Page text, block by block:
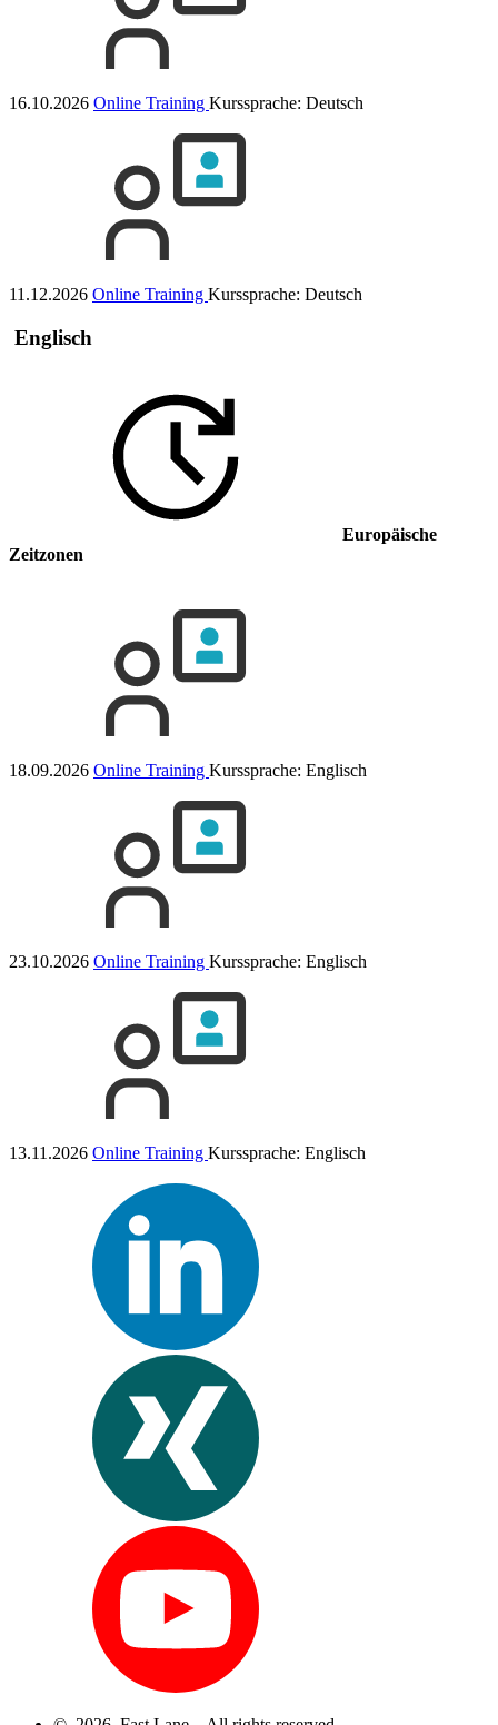
16.10.2026 Online Training Kurssprache: Deutsch
11.12.2026 Online Training Kurssprache: Deutsch
Englisch
Europäische
Zeitzonen
18.09.2026 Online Training Kurssprache: Englisch
23.10.2026 Online Training Kurssprache: Englisch
13.11.2026 Online Training Kurssprache: Englisch